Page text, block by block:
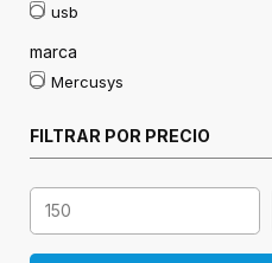
usb
marca
Mercusys
FILTRAR POR PRECIO